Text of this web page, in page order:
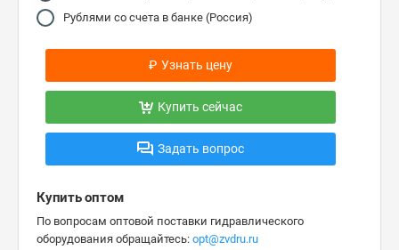
Рублями со счета в банке (Россия)
₽ Узнать цену
Купить сейчас
Задать вопрос
Купить оптом
По вопросам оптовой поставки гидравлического
оборудования обращайтесь: opt@zvdru.ru